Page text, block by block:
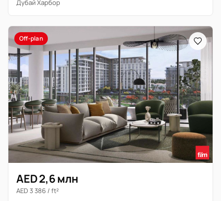
Дубай Харбор
Off-plan
AED 2,6 млн
AED 3 386 / ft²